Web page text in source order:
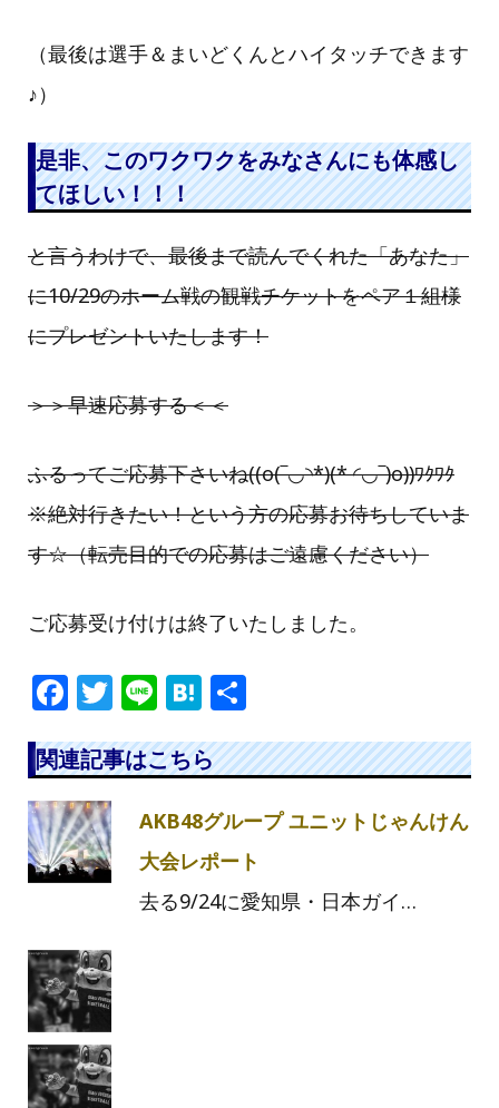
（最後は選手＆まいどくんとハイタッチできます
♪）
是非、このワクワクをみなさんにも体感し
てほしい！！！
と言うわけで、最後まで読んでくれた「あなた」
に10/29のホーム戦の観戦チケットをペア１組様
にプレゼントいたします！
＞＞早速応募する＜＜
ふるってご応募下さいね((o(‾◡◝*)(* ◜◡‾)o))ﾜｸﾜｸ
※絶対行きたい！という方の応募お待ちしていま
す☆（転売目的での応募はご遠慮ください）
ご応募受け付けは終了いたしました。
F
a
c
e
b
o
k
T
w
itt
Li
n
e
H
at
e
a
関連記事はこちら
AKB48グループ ユニットじゃんけん
大会レポート
去る9/24に愛知県・日本ガイ…